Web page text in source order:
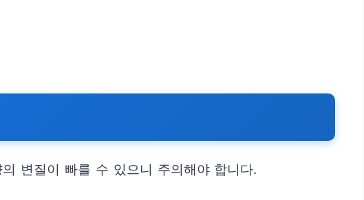
변질이 빠를 수 있으니 주의해야 합니다.